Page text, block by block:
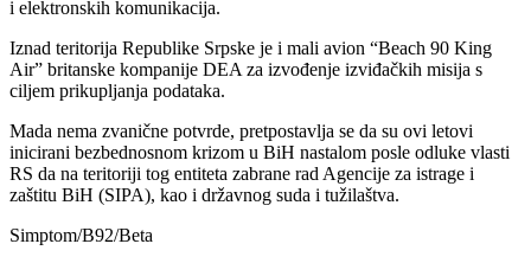
i elektronskih komunikacija.
Iznad teritorija Republike Srpske je i mali avion “Beach 90 King
Air” britanske kompanije DEA za izvođenje izviđačkih misija s
ciljem prikupljanja podataka.
Mada nema zvanične potvrde, pretpostavlja se da su ovi letovi
inicirani bezbednosnom krizom u BiH nastalom posle odluke vlasti
RS da na teritoriji tog entiteta zabrane rad Agencije za istrage i
zaštitu BiH (SIPA), kao i državnog suda i tužilaštva.
Simptom/B92/Beta